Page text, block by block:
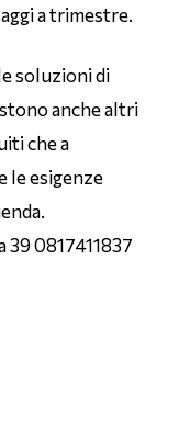
a trimestre.
soluzioni di
anche altri
che a
le esigenze
0817411837